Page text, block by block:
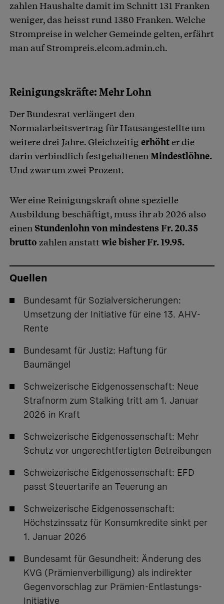
zahlen Haushalte damit im Schnitt 131 Franken
weniger, das heisst rund 1380 Franken. Welche
Strompreise in welcher Gemeinde gelten, erfährt
man auf Strompreis.elcom.admin.ch.
Reinigungskräfte: Mehr Lohn
Der Bundesrat verlängert den
Normalarbeitsvertrag für Hausangestellte um
weitere drei Jahre. Gleichzeitig erhöhter die
darin verbindlich festgehaltenen Mindestlöhne.
Und zwar um zwei Prozent.
Wer eine Reinigungskraft ohne spezielle
Ausbildung beschäftigt, muss ihr ab 2026 also
einen Stundenlohn von mindestens Fr. 20.35
brutto zahlen anstattwie bisher Fr. 19.95.
Quellen
Bundesamt für Sozialversicherungen:
Umsetzung der Initiative für eine 13. AHV-
Rente
Bundesamt für Justiz: Haftung für
Baumängel
Schweizerische Eidgenossenschaft: Neue
Strafnorm zum Stalking tritt am 1. Januar
2026 in Kraft
Schweizerische Eidgenossenschaft: Mehr
Schutz vor ungerechtfertigten Betreibungen
Schweizerische Eidgenossenschaft: EFD
passt Steuertarife an Teuerung an
Schweizerische Eidgenossenschaft:
Höchstzinssatz für Konsumkredite sinkt per
1. Januar 2026
Bundesamt für Gesundheit: Änderung des
KVG (Prämienverbilligung) als indirekter
Gegenvorschlag zur Prämien-Entlastungs-
Initiative